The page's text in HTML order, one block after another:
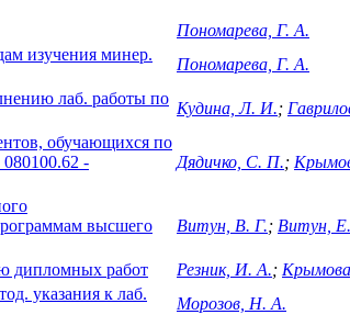
Пономарева, Г. А.
изучения минер.
Пономарева, Г. А.
лаб. работы по
Кудина, Л. И.;
обучающихся по
-
Дядичко, С. П.;
высшего
Витун, В. Г.; Витун,
дипломных работ Резник, И. А.;
указания к лаб.
Морозов, Н. А.